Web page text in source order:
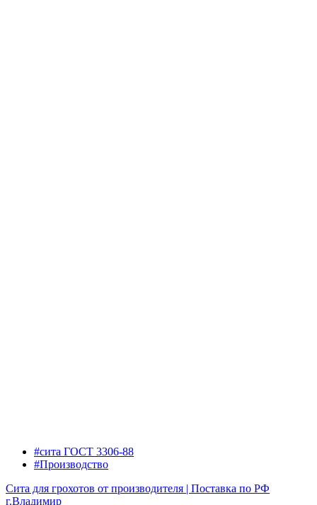
#сита ГОСТ 3306-88
#Производство
Сита для грохотов от производителя | Поставка по РФ
г.Владимир